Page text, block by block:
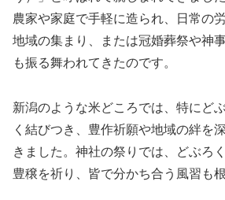
農家や家庭で手軽に造られ、日常の
地域の集まり、または冠婚葬祭や神
も振る舞われてきたのです。
新潟のような米どころでは、特にど
く結びつき、豊作祈願や地域の絆を
きました。神社の祭りでは、どぶろ
豊穣を祈り、皆で分かち合う風習も